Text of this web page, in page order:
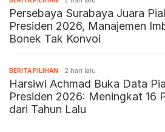
Persebaya Surabaya Juara
Presiden 2026, Manajemen
Bonek Tak Konvoi
BERITA PILIHAN 2 hari lalu
Harsiwi Achmad Buka Data
Presiden 2026: Meningkat 16
dari Tahun Lalu